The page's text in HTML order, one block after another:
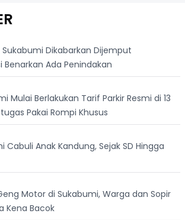
Dikabarkan Dijemput
Benarkan Ada Penindakan
Mulai Berlakukan Tarif Parkir Resmi di 13
Pakai Rompi Khusus
Cabuli Anak Kandung, Sejak SD Hingga
Motor di Sukabumi, Warga dan Sopir
Kena Bacok